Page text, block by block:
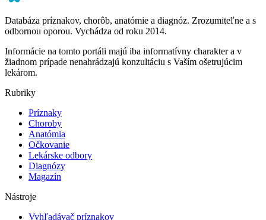
Databáza príznakov, chorôb, anatómie a diagnóz. Zrozumiteľne a s
odbornou oporou. Vychádza od roku 2014.
Informácie na tomto portáli majú iba informatívny charakter a v
žiadnom prípade nenahrádzajú konzultáciu s Vaším ošetrujúcim
lekárom.
Rubriky
Príznaky
Choroby
Anatómia
Očkovanie
Lekárske odbory
Diagnózy
Magazín
Nástroje
Vyhľadávač príznakov